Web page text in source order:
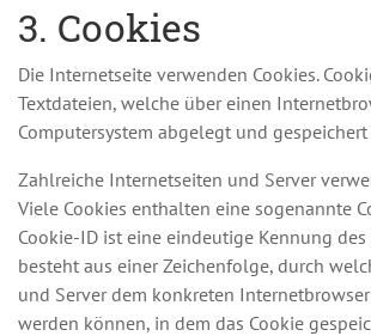
3. Cookies
Die Internetseite verwenden Cookies.
Textdateien, welche über einen
Computersystem abgelegt und
Zahlreiche Internetseiten und Server
Viele Cookies enthalten eine sogenannte
Cookie-ID ist eine eindeutige Kennung des
besteht aus einer Zeichenfolge, durch
und Server dem konkreten
werden können, in dem das Cookie